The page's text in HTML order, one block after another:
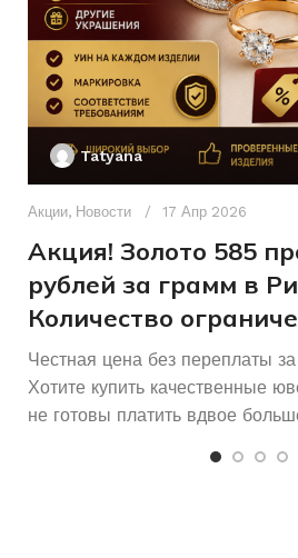
ХАРАКТЕРИСТИКА КАМНЯ
РАЗМЕР КОЛЬЦА 23,5
СОСТОЯНИЕ Б/У
ДЛЯ КОГО Мужчинам
Tatyana
Акции, Новости 17 Апр 2026
Акция! Золото 585
рублей за грамм в
Количество
Честная цена без переплаты
Хотите купить качественные
не готовы платить вдвое